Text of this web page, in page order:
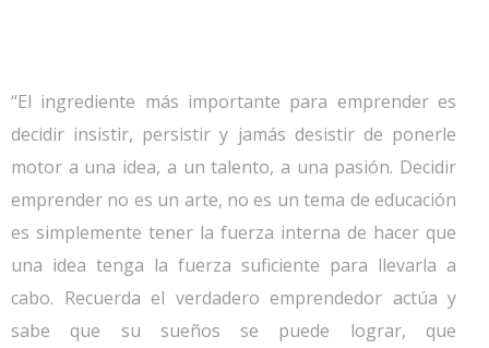
“El ingrediente más importante para emprender es
decidir insistir, persistir y jamás desistir de ponerle
motor a una idea, a un talento, a una pasión. Decidir
emprender no es un arte, no es un tema de educación
es simplemente tener la fuerza interna de hacer que
una idea tenga la fuerza suficiente para llevarla a
cabo. Recuerda el verdadero emprendedor actúa y
sabe que su sueños se puede lograr, que